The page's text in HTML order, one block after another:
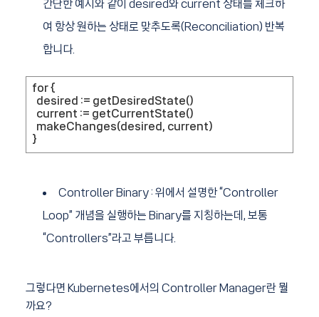
간단한 예시와 같이 desired와 current 상태를 체크하
여 항상 원하는 상태로 맞추도록(Reconciliation) 반복
합니다.
for {
desired := getDesiredState()
current := getCurrentState()
makeChanges(desired, current)
}
Controller Binary : 위에서 설명한 “Controller
Loop” 개념을 실행하는 Binary를 지칭하는데, 보통
“Controllers”라고 부릅니다.
그렇다면 Kubernetes에서의 Controller Manager란 뭘
까요?